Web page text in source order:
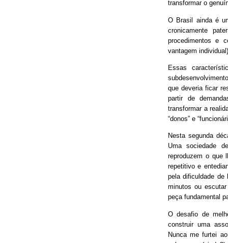
transformar o
O Brasil ainda é
cronicamente
procedimentos e
vantagem
Essas
que deveria ficar
partir de
transformar a
“donos” e
Nesta segunda
Uma sociedade
reproduzem o que
repetitivo e
pela dificuldade
minutos ou
peça fundamental
O desafio de
construir uma
Nunca me furtei